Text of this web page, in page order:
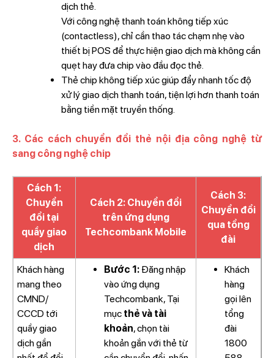
dịch thẻ.
Với công nghệ thanh toán không tiếp xúc
(contactless), chỉ cần thao tác chạm nhẹ vào
thiết bị POS để thực hiện giao dịch mà không cần
quẹt hay đưa chip vào đầu đọc thẻ.
Thẻ chip không tiếp xúc giúp đẩy nhanh tốc độ
xử lý giao dịch thanh toán, tiện lợi hơn thanh toán
bằng tiền mặt truyền thống.
3. Các cách chuyển đổi thẻ nội địa công nghệ từ
sang công nghệ chip
Cách 1:
Chuyển
đổi tại
quầy giao
dịch
Cách 2: Chuyển đổi
trên ứng dụng
Techcombank Mobile
Cách 3:
Chuyển đổi
qua tổng
đài
Khách hàng
mang theo
CMND/
CCCD tới
quầy giao
dịch gần
Bước 1: Đăng nhập
vào ứng dụng
Techcombank, Tại
mục thẻ và tài
khoản, chọn tài
khoản gắn với thẻ từ
Khách
hàng
gọi lên
tổng
đài
1800